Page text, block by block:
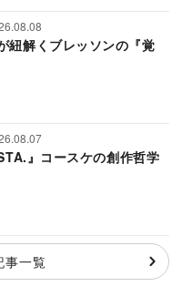
紐解くブレッソンの『覚
』コースケの創作哲学
事一覧